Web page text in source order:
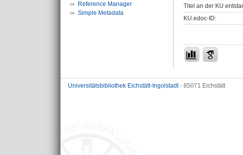
Reference Manager
Simple Metadata
Titel an der KU
KU.edoc-ID:
Universitätsbibliothek Eichstätt-Ingolstadt- 85071 Eichstätt